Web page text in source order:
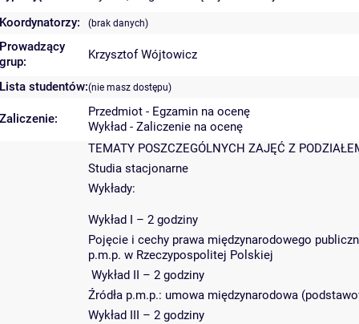
Koordynatorzy:
(brak danych)
Prowadzący
grup:
Krzysztof Wójtowicz
Lista studentów:(nie masz dostępu)
Zaliczenie:
Przedmiot - Egzamin na ocenę
Wykład - Zaliczenie na ocenę
TEMATY POSZCZEGÓLNYCH ZAJĘĆ Z
Studia stacjonarne
Wykłady:
Wykład I – 2 godziny
Pojęcie i cechy prawa międzynarodowego
p.m.p. w Rzeczypospolitej Polskiej
Wykład II – 2 godziny
Źródła p.m.p.: umowa międzynarodowa
Wykład III – 2 godziny